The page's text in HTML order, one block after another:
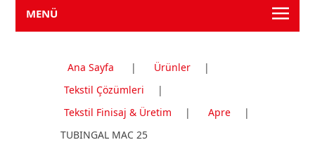
MENÜ
Ana Sayfa | Ürünler
|
Tekstil Çözümleri
|
Tekstil Finisaj & Üretim
| Apre
|
TUBINGAL MAC 25